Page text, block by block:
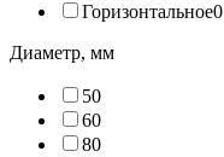
Горизонтальное0
Диаметр, мм
50
60
80